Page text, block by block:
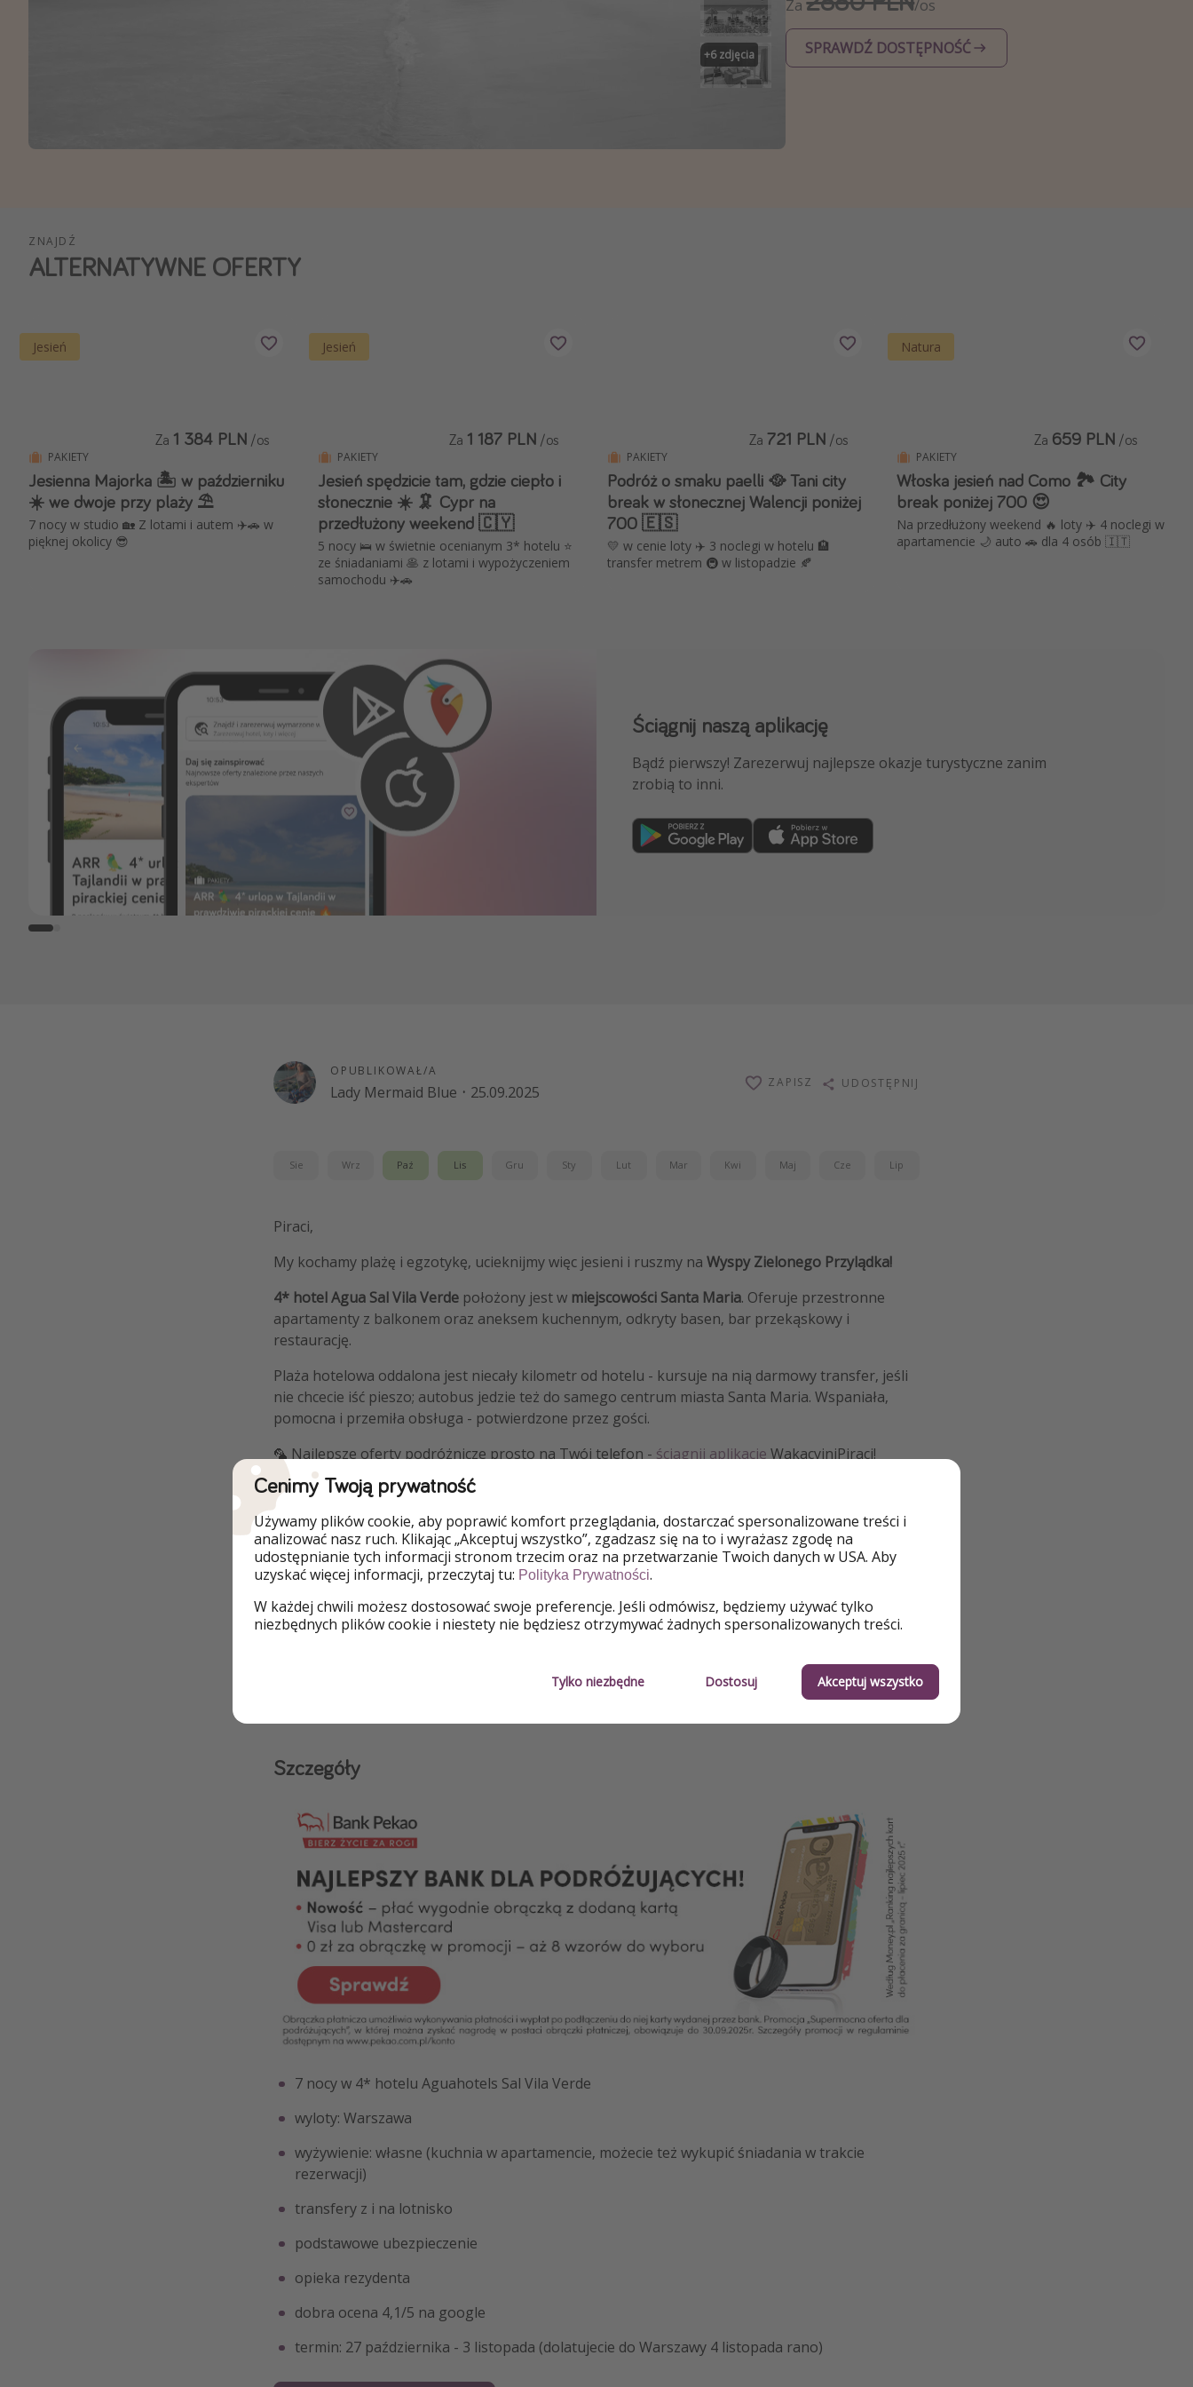
+6 zdjęcia
Za /os
SPRAWDŹ DOSTĘPNOŚĆ
ZNAJDŹ
ALTERNATYWNE OFERTY
Jesień
PAKIETY
Jesienna Majorka 🏝️ w październiku
☀️ we dwoje przy plaży ⛱️
7 nocy w studio 🏡 Z lotami i autem ✈️🚗 w
pięknej okolicy 😎
Za 1 384 PLN /os
Jesień
PAKIETY
Jesień spędzicie tam, gdzie ciepło i
słonecznie ☀️ 🦑 Cypr na
przedłużony weekend 🇨🇾
5 nocy 🛌 w świetnie ocenianym 3* hotelu ⭐️
ze śniadaniami 🥞 z lotami i wypożyczeniem
samochodu ✈️🚗
Za 1 187 PLN /os
PAKIETY
Podróż o smaku paelli 🥘 Tani city
break w słonecznej Walencji poniżej
700 🇪🇸
💛 w cenie loty ✈️ 3 noclegi w hotelu 🏨
transfer metrem 🚇 w listopadzie 🍂
Za 721 PLN /os
Natura
PAKIETY
Włoska jesień nad Como 🏞️ City
break poniżej 700 😍
Na przedłużony weekend 🔥 loty ✈️ 4 noclegi w
apartamencie 🌙 auto 🚗 dla 4 osób 🇮🇹
Za 659 PLN /os
Ściągnij naszą aplikację
Bądź pierwszy! Zarezerwuj najlepsze okazje turystyczne zanim
zrobią to inni.
Dołącz do naszego kanału na WhatsApp
NAJLEPSZE oferty podróżnicze, porady ekspertów i wiele więcej!
Dołącz teraz
OPUBLIKOWAŁ/A
Lady Mermaid Blue · 25.09.2025
ZAPISZ UDOSTĘPNIJ
Sie Wrz Paź Lis Gru Sty Lut Mar Kwi Maj Cze Lip
Piraci,
My kochamy plażę i egzotykę, ucieknijmy więc jesieni i ruszmy na Wyspy Zielonego Przylądka!
4* hotel Agua Sal Vila Verde położony jest w miejscowości Santa Maria. Oferuje przestronne
apartamenty z balkonem oraz aneksem kuchennym, odkryty basen, bar przekąskowy i
restaurację.
Plaża hotelowa oddalona jest niecały kilometr od hotelu - kursuje na nią darmowy transfer, jeśli
nie chcecie iść pieszo; autobus jedzie też do samego centrum miasta Santa Maria. Wspaniała,
pomocna i przemiła obsługa - potwierdzone przez gości.
🦜 Najlepsze oferty podróżnicze prosto na Twój telefon - ściągnij aplikację WakacyjniPiraci!
Dlaczego warto
Basen Dla par Blisko morza
Szczegóły
7 nocy w 4* hotelu Aguahotels Sal Vila Verde
wyloty: Warszawa
wyżywienie: własne (kuchnia w apartamencie, możecie też wykupić śniadania w trakcie
rezerwacji)
transfery z i na lotnisko
podstawowe ubezpieczenie
opieka rezydenta
dobra ocena 4,1/5 na google
termin: 27 października - 3 listopada (dolatujecie do Warszawy 4 listopada rano)
Cenimy Twoją prywatność
Używamy plików cookie, aby poprawić komfort przeglądania, dostarczać spersonalizowane treści i
analizować nasz ruch. Klikając „Akceptuj wszystko”, zgadzasz się na to i wyrażasz zgodę na
udostępnianie tych informacji stronom trzecim oraz na przetwarzanie Twoich danych w USA. Aby
uzyskać więcej informacji, przeczytaj tu: Polityka Prywatności.
W każdej chwili możesz dostosować swoje preferencje. Jeśli odmówisz, będziemy używać tylko
niezbędnych plików cookie i niestety nie będziesz otrzymywać żadnych spersonalizowanych treści.
Tylko niezbędne Dostosuj Akceptuj wszystko